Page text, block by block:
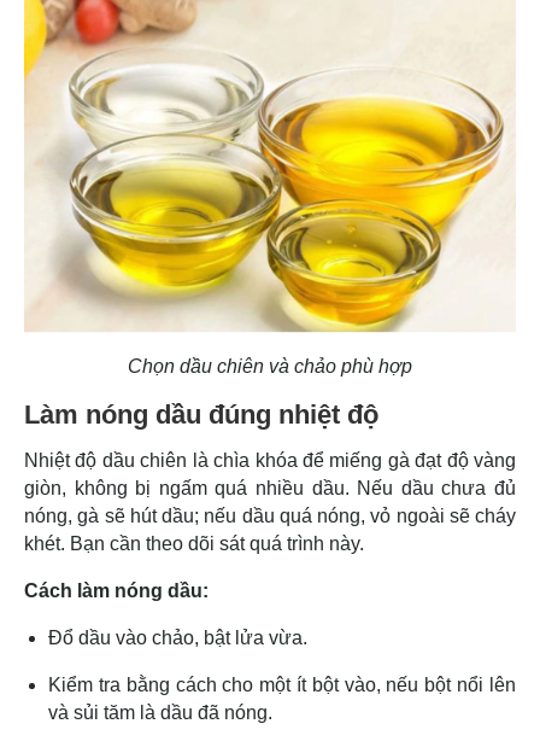
Chọn dầu chiên và chảo phù hợp
Làm nóng dầu đúng nhiệt độ
Nhiệt độ dầu chiên là chìa khóa để miếng gà đạt độ vàng
giòn, không bị ngấm quá nhiều dầu. Nếu dầu chưa đủ
nóng, gà sẽ hút dầu; nếu dầu quá nóng, vỏ ngoài sẽ cháy
khét. Bạn cần theo dõi sát quá trình này.
Cách làm nóng dầu:
Đổ dầu vào chảo, bật lửa vừa.
Kiểm tra bằng cách cho một ít bột vào, nếu bột nổi lên
và sủi tăm là dầu đã nóng.